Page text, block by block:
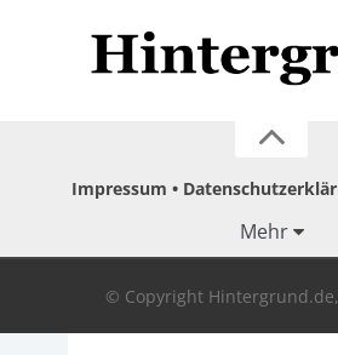
Impressum
Mehr
© Copyright